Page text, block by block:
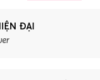
ĐẠI